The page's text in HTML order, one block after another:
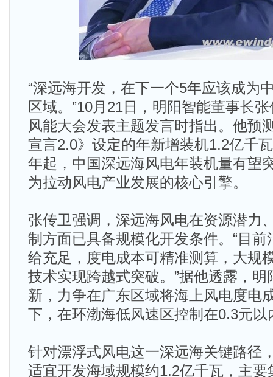
“深远海开发，在下一个5年应该成为
区域。”10月21日，明阳智能董事长
风能大会发表主题发言时指出。他预
宣言2.0》设定的年新增装机1.2亿千
年起，中国深远海风电年装机量有望
为拉动风电产业发展的核心引擎。
张传卫强调，深远海风电在资源潜力
制方面已具备规模化开发条件。“目
给充足，度电成本可精准测算，大规
技术实现跨越式突破。”据他透露，
新，力争在广东区域将海上风电度电
下，在环渤海低风速区控制在0.3元以
针对漂浮式风电这一深远海关键路径
适宜开发海域规模约1.2亿千瓦，主